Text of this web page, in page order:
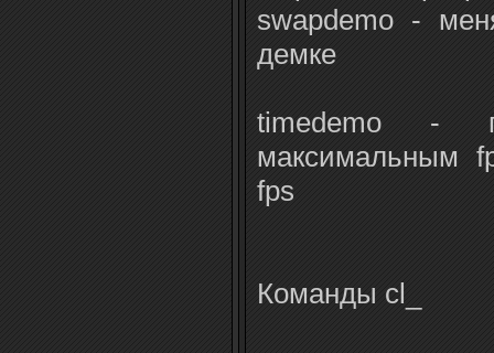
swapdemo -
демке
timedemo -
максимальным
fps
Команды cl_